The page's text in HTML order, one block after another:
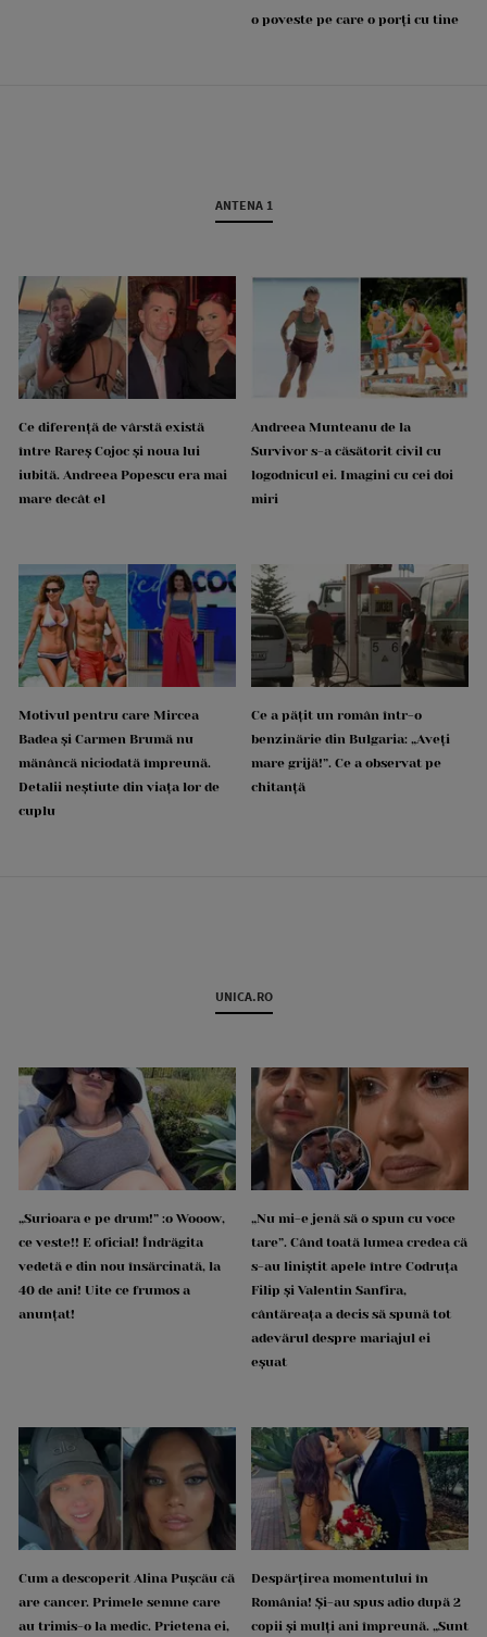
o poveste pe care o porți cu tine
ANTENA 1
Ce diferență de vârstă există
între Rareș Cojoc și noua lui
iubită. Andreea Popescu era mai
mare decât el
Andreea Munteanu de la
Survivor s-a căsătorit civil cu
logodnicul ei. Imagini cu cei doi
miri
Motivul pentru care Mircea
Badea și Carmen Brumă nu
mănâncă niciodată împreună.
Detalii neștiute din viața lor de
cuplu
Ce a pățit un român într-o
benzinărie din Bulgaria: „Aveți
mare grijă!”. Ce a observat pe
chitanță
UNICA.RO
„Surioara e pe drum!” :o Wooow,
ce veste!! E oficial! Îndrăgita
vedetă e din nou însărcinată, la
40 de ani! Uite ce frumos a
anunțat!
„Nu mi-e jenă să o spun cu voce
tare”. Când toată lumea credea că
s-au liniștit apele între Codruța
Filip și Valentin Sanfira,
cântăreața a decis să spună tot
adevărul despre mariajul ei
eșuat
Cum a descoperit Alina Pușcău că
are cancer. Primele semne care
au trimis-o la medic. Prietena ei,
Despărțirea momentului în
România! Și-au spus adio după 2
copii și mulți ani împreună. „Sunt